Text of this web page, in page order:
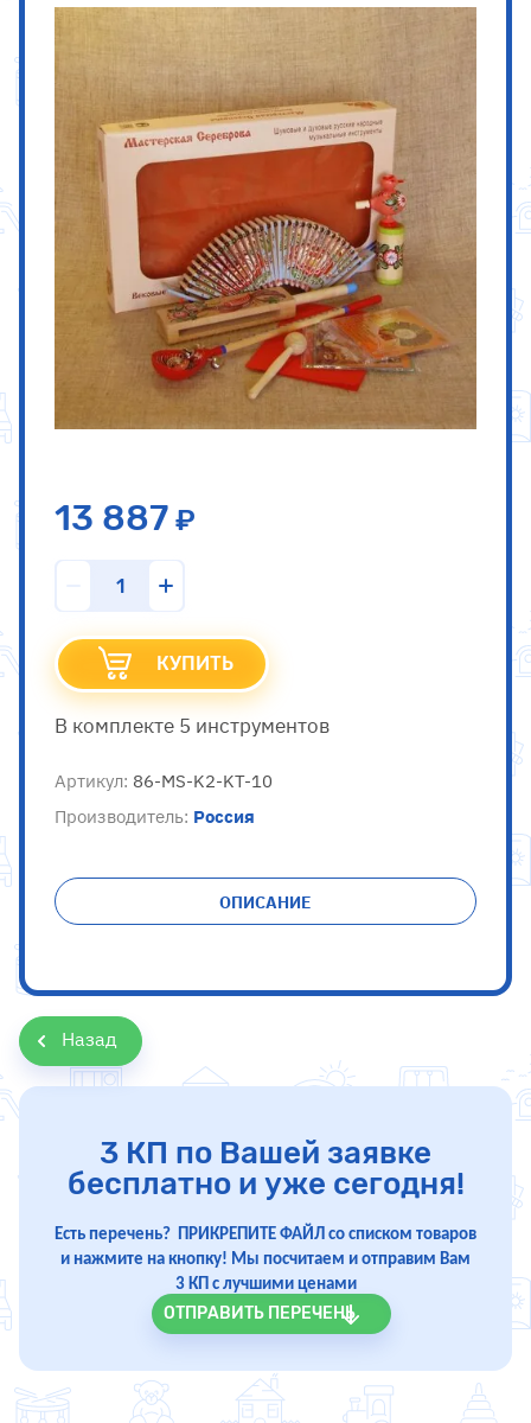
13 887
КУПИТЬ
В комплекте 5 инструментов
Артикул: 86-MS-K2-KT-10
Производитель: Россия
ОПИСАНИЕ
Назад
3 КП по Вашей заявке
бесплатно и уже сегодня!
Есть перечень? ПРИКРЕПИТЕ ФАЙЛ со списком товаров
и нажмите на кнопку! Мы посчитаем и отправим Вам
3 КП с лучшими ценами
ОТПРАВИТЬ ПЕРЕЧЕНЬ